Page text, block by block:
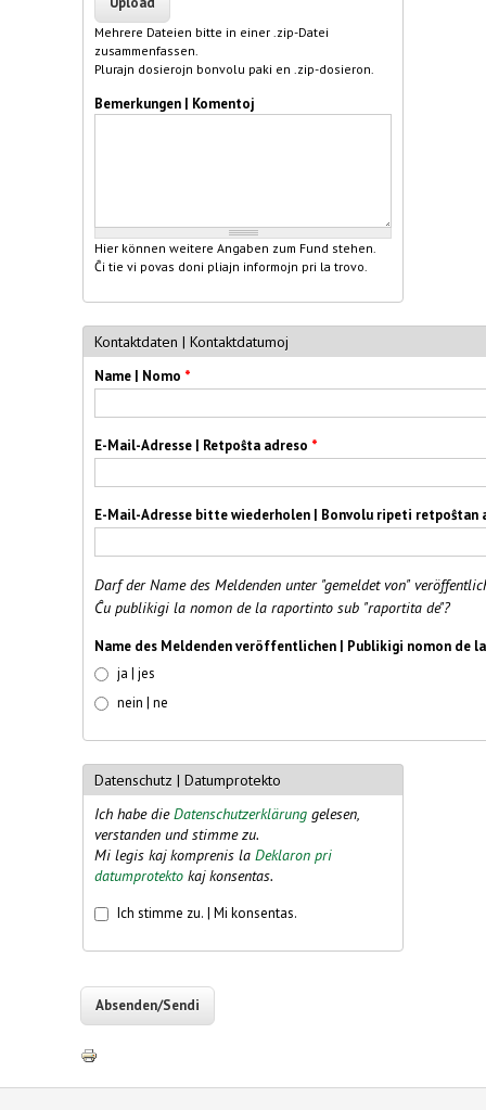
Mehrere Dateien bitte in einer .zip-Datei
zusammenfassen.
Plurajn dosierojn bonvolu paki en .zip-dosieron.
Bemerkungen | Komentoj
Hier können weitere Angaben zum Fund stehen.
Ĉi tie vi povas doni pliajn informojn pri la trovo.
Kontaktdaten | Kontaktdatumoj
Name | Nomo *
E-Mail-Adresse | Retpoŝta adreso *
E-Mail-Adresse bitte wiederholen | Bonvolu ripeti retpoŝtan
Darf der Name des Meldenden unter "gemeldet von"
Ĉu publikigi la nomon de la raportinto sub "raportita de"?
Name des Meldenden veröffentlichen | Publikigi nomon de
ja | jes
nein | ne
Datenschutz | Datumprotekto
Ich habe dieDatenschutzerklärung gelesen,
verstanden und stimme zu.
Mi legis kaj komprenis la Deklaron pri
datumprotekto kaj konsentas.
Datenschutz*
Ich stimme zu. | Mi konsentas.